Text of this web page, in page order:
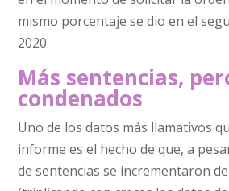
mismo porcentaje se dio en el
2020.
Más sentencias,
condenados
Uno de los datos más llamativos
informe es el hecho de que, a
de sentencias se incrementaron